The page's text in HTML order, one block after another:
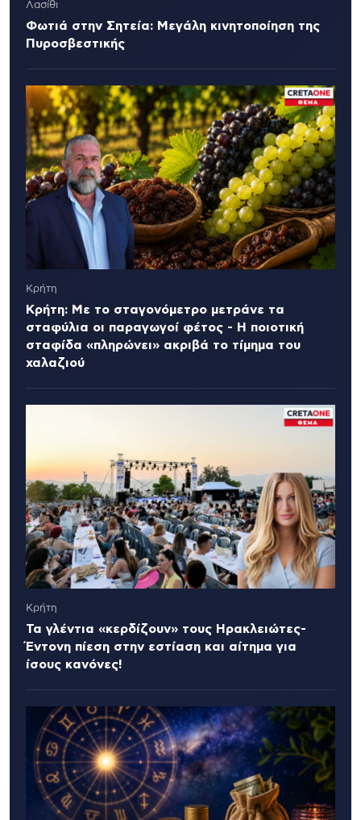
Λασίθι
Φωτιά στην Σητεία: Μεγάλη κινητοποίηση της
Πυροσβεστικής
Κρήτη
Κρήτη: Με το σταγονόμετρο μετράνε τα
σταφύλια οι παραγωγοί φέτος - Η ποιοτική
σταφίδα «πληρώνει» ακριβά το τίμημα του
χαλαζιού
Κρήτη
Τα γλέντια «κερδίζουν» τους Ηρακλειώτες-
Έντονη πίεση στην εστίαση και αίτημα για
ίσους κανόνες!